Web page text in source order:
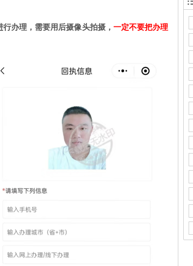
办理，需要用后摄像头拍摄， 一定不要把办理